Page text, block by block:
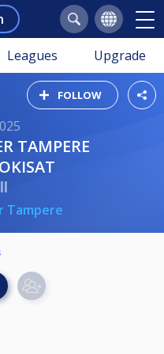
Leagues Upgrade
FOLLOW
Tampere